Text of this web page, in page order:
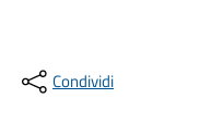
Condividi